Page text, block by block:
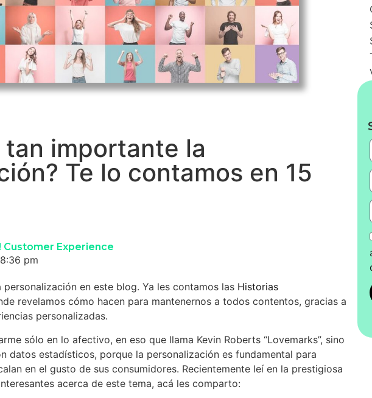
tan importante la
Te lo contamos en 15
Customer Experience
8:36 pm
en este blog. Ya les contamos las Historias
revelamos cómo hacen para mantenernos a todos contentos, gracias a
personalizadas.
sólo en lo afectivo, en eso que llama Kevin Roberts “Lovemarks”, sino
datos estadísticos, porque la personalización es fundamental para
en el gusto de sus consumidores. Recientemente leí en la prestigiosa
acerca de este tema, acá les comparto: